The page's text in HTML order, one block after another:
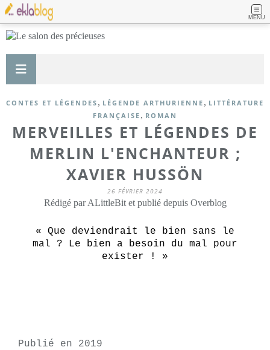
MENU
CONTES ET LÉGENDES , LÉGENDE ARTHURIENNE , LITTÉRATURE
FRANÇAISE , ROMAN
MERVEILLES ET LÉGENDES DE
MERLIN L'ENCHANTEUR ;
XAVIER HUSSÖN
26 FÉVRIER 2024
Rédigé par ALittleBit et publié depuis Overblog
« Que deviendrait le bien sans le
mal ? Le bien a besoin du mal pour
exister ! »
Publié en 2019